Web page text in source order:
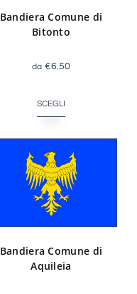
Bandiera Comune di
Bitonto
€6.50
SCEGLI
Bandiera Comune di
Aquileia